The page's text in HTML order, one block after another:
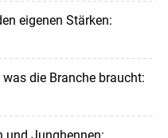
eigenen Stärken:
die Branche braucht:
und Junghennen: